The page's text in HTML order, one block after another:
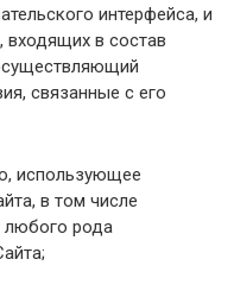
интерфейса, и
в состав
связанные с его
использующее
в том числе
любого рода